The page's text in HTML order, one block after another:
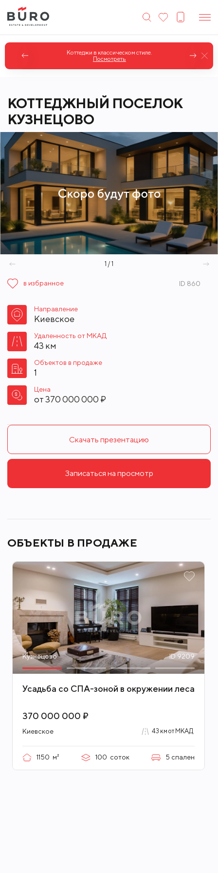
Коттеджи в классическом стиле.
Посмотреть
КОТТЕДЖНЫЙ ПОСЕЛОК
КУЗНЕЦОВО
1 / 1
в избранное ID 860
Направление
Киевское
Удаленность от МКАД
43 км
Объектов в продаже
1
Цена
от370 000 000 ₽
Скачать презентацию
Записаться на просмотр
ОБЪЕКТЫ В ПРОДАЖЕ
Кузнецово ID 9209
Усадьба со СПА-зоной в окружении леса
370 000 000 ₽
Киевское 43 км от МКАД
1150 м² 100 соток 5 спален